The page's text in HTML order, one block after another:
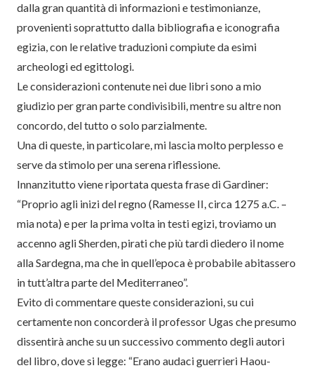
dalla gran quantità di informazioni e testimonianze,
provenienti soprattutto dalla bibliografia e iconografia
egizia, con le relative traduzioni compiute da esimi
archeologi ed egittologi.
Le considerazioni contenute nei due libri sono a mio
giudizio per gran parte condivisibili, mentre su altre non
concordo, del tutto o solo parzialmente.
Una di queste, in particolare, mi lascia molto perplesso e
serve da stimolo per una serena riflessione.
Innanzitutto viene riportata questa frase di Gardiner:
“Proprio agli inizi del regno (Ramesse II, circa 1275 a.C. –
mia nota) e per la prima volta in testi egizi, troviamo un
accenno agli Sherden, pirati che più tardi diedero il nome
alla Sardegna, ma che in quell’epoca è probabile abitassero
in tutt’altra parte del Mediterraneo”.
Evito di commentare queste considerazioni, su cui
certamente non concorderà il professor Ugas che presumo
dissentirà anche su un successivo commento degli autori
del libro, dove si legge: “Erano audaci guerrieri Haou-